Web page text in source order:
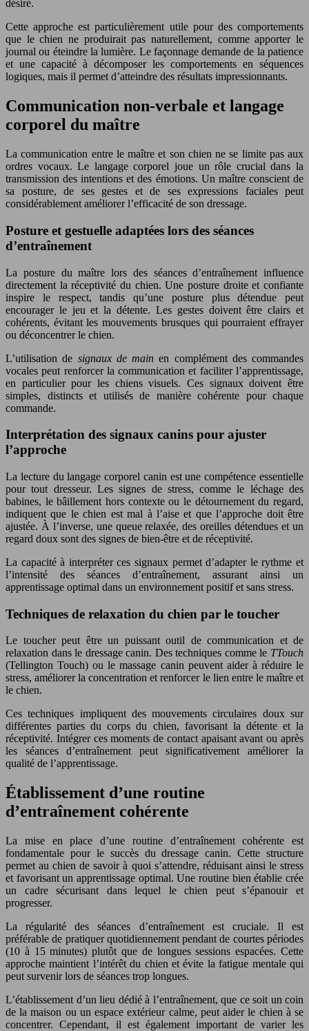
désiré.
Cette approche est particulièrement utile pour des comportements
que le chien ne produirait pas naturellement, comme apporter le
journal ou éteindre la lumière. Le façonnage demande de la patience
et une capacité à décomposer les comportements en séquences
logiques, mais il permet d’atteindre des résultats impressionnants.
Communication non-verbale et langage
corporel du maître
La communication entre le maître et son chien ne se limite pas aux
ordres vocaux. Le langage corporel joue un rôle crucial dans la
transmission des intentions et des émotions. Un maître conscient de
sa posture, de ses gestes et de ses expressions faciales peut
considérablement améliorer l’efficacité de son dressage.
Posture et gestuelle adaptées lors des séances
d’entraînement
La posture du maître lors des séances d’entraînement influence
directement la réceptivité du chien. Une posture droite et confiante
inspire le respect, tandis qu’une posture plus détendue peut
encourager le jeu et la détente. Les gestes doivent être clairs et
cohérents, évitant les mouvements brusques qui pourraient effrayer
ou déconcentrer le chien.
L’utilisation de signaux de mainen complément des commandes
vocales peut renforcer la communication et faciliter l’apprentissage,
en particulier pour les chiens visuels. Ces signaux doivent être
simples, distincts et utilisés de manière cohérente pour chaque
commande.
Interprétation des signaux canins pour ajuster
l’approche
La lecture du langage corporel canin est une compétence essentielle
pour tout dresseur. Les signes de stress, comme le léchage des
babines, le bâillement hors contexte ou le détournement du regard,
indiquent que le chien est mal à l’aise et que l’approche doit être
ajustée. À l’inverse, une queue relaxée, des oreilles détendues et un
regard doux sont des signes de bien-être et de réceptivité.
La capacité à interpréter ces signaux permet d’adapter le rythme et
l’intensité des séances d’entraînement, assurant ainsi un
apprentissage optimal dans un environnement positif et sans stress.
Techniques de relaxation du chien par le toucher
Le toucher peut être un puissant outil de communication et de
relaxation dans le dressage canin. Des techniques comme le TTouch
(Tellington Touch) ou le massage canin peuvent aider à réduire le
stress, améliorer la concentration et renforcer le lien entre le maître et
le chien.
Ces techniques impliquent des mouvements circulaires doux sur
différentes parties du corps du chien, favorisant la détente et la
réceptivité. Intégrer ces moments de contact apaisant avant ou après
les séances d’entraînement peut significativement améliorer la
qualité de l’apprentissage.
Établissement d’une routine
d’entraînement cohérente
La mise en place d’une routine d’entraînement cohérente est
fondamentale pour le succès du dressage canin. Cette structure
permet au chien de savoir à quoi s’attendre, réduisant ainsi le stress
et favorisant un apprentissage optimal. Une routine bien établie crée
un cadre sécurisant dans lequel le chien peut s’épanouir et
progresser.
La régularité des séances d’entraînement est cruciale. Il est
préférable de pratiquer quotidiennement pendant de courtes périodes
(10 à 15 minutes) plutôt que de longues sessions espacées. Cette
approche maintient l’intérêt du chien et évite la fatigue mentale qui
peut survenir lors de séances trop longues.
L’établissement d’un lieu dédié à l’entraînement, que ce soit un coin
de la maison ou un espace extérieur calme, peut aider le chien à se
concentrer. Cependant, il est également important de varier les